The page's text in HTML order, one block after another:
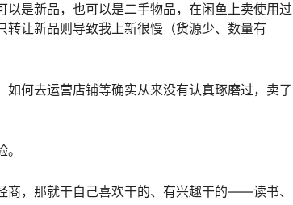
是新品，也可以是二手物品，在闲鱼上卖使用过
让新品则导致我上新很慢（货源少、数量有
何去运营店铺等确实从来没有认真琢磨过，卖了
商，那就干自己喜欢干的、有兴趣干的——读书、